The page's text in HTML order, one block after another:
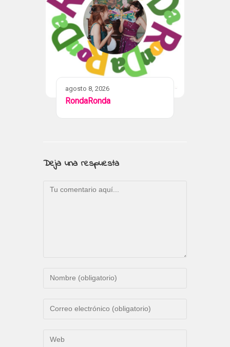
agosto 8, 2026
RondaRonda
Deja una respuesta
Comentario
Introduce
de
Introduce
Introduce